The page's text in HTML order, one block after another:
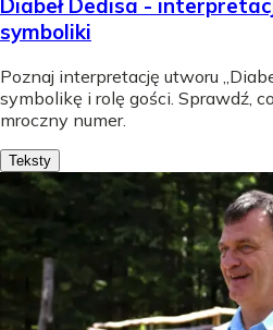
Diabeł Dedisa -
symboliki
Poznaj interpretację utworu
symbolikę i rolę gości. Sprawdź,
mroczny numer.
Teksty